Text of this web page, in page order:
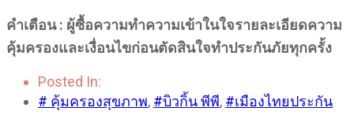
คำเตือน : ผู้ซื้อความทำความเข้าในใจรายละเอียดความ
คุ้มครองและเงื่อนไขก่อนตัดสินใจทำประกันภัยทุกครั้ง
Posted In:
# คุ้มครองสุขภาพ, #บิวกิ้น พีพี, #เมืองไทยประกัน